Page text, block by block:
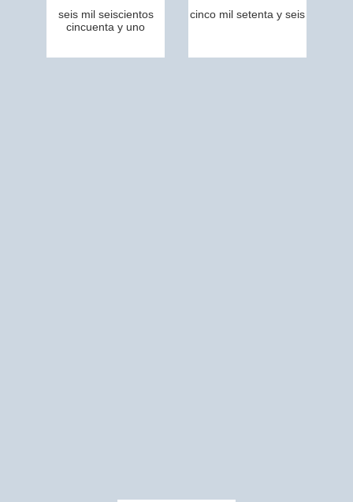
seis mil seiscientos
cincuenta y uno
cinco mil setenta y seis